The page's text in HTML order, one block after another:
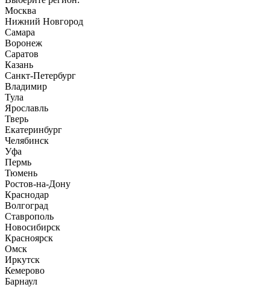
Москва
Нижний Новгород
Самара
Воронеж
Саратов
Казань
Санкт-Петербург
Владимир
Тула
Ярославль
Тверь
Екатеринбург
Челябинск
Уфа
Пермь
Тюмень
Ростов-на-Дону
Краснодар
Волгоград
Ставрополь
Новосибирск
Красноярск
Омск
Иркутск
Кемерово
Барнаул